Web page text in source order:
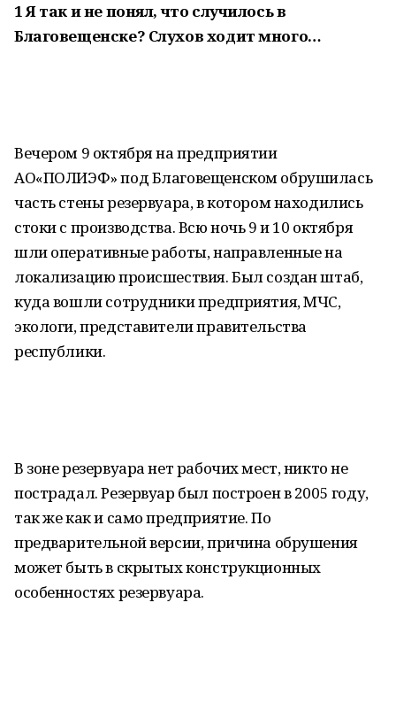
1 Я так и не понял, что случилось в
Благовещенске? Слухов ходит много…
Вечером 9 октября на предприятии
АО«ПОЛИЭФ» под Благовещенском обрушилась
часть стены резервуара, в котором находились
стоки с производства. Всю ночь 9 и 10 октября
шли оперативные работы, направленные на
локализацию происшествия. Был создан штаб,
куда вошли сотрудники предприятия, МЧС,
экологи, представители правительства
республики.
В зоне резервуара нет рабочих мест, никто не
пострадал. Резервуар был построен в 2005 году,
так же как и само предприятие. По
предварительной версии, причина обрушения
может быть в скрытых конструкционных
особенностях резервуара.